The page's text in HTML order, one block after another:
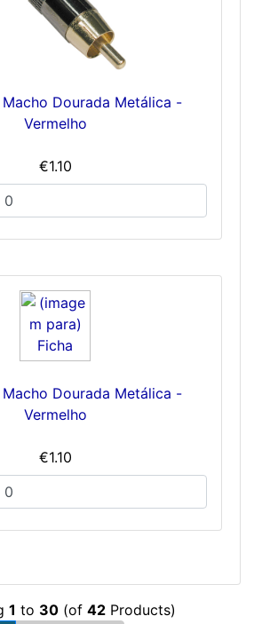
Macho Dourada Metálica -
Vermelho
€1.10
Macho Dourada Metálica -
Vermelho
€1.10
1 to 30 (of 42 Products)